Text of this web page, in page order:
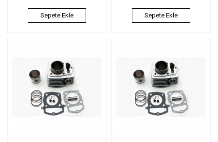
Sepete Ekle Sepete Ekle